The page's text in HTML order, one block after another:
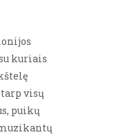
kuriais
visų
puikų